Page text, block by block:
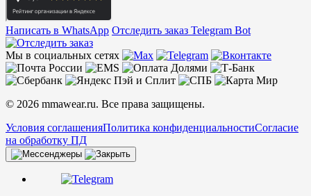
Написать в WhatsApp Отследить заказ Telegram Bot
Мы в социальных сетях
© 2026 mmawear.ru. Все права защищены.
Условия соглашенияПолитика конфиденциальностиСогласие
на обработку ПД